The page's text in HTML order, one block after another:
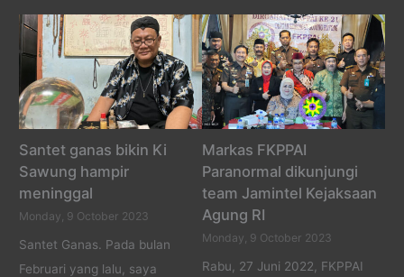
Santet ganas bikin Ki
Sawung hampir
meninggal
Monday, 9 October 2023
Santet Ganas. Pada bulan
Februari yang lalu, saya
Markas FKPPAI
Paranormal dikunjungi
team Jamintel Kejaksaan
Agung RI
Monday, 9 October 2023
Rabu, 27 Juni 2022, FKPPAI